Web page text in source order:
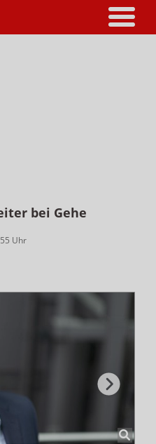
bei Gehe
Uhr